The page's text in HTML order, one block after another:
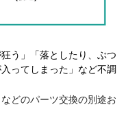
う」「落としたり、 ぶつ
ってしまった」 など不調
どのパーツ交換の別途お